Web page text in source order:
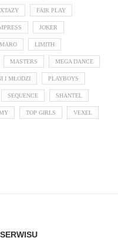
FAIR PLAY
JOKER
LIMITH
MASTERS MEGA DANCE
I MŁODZI PLAYBOYS
SEQUENCE SHANTEL
TOP GIRLS VEXEL